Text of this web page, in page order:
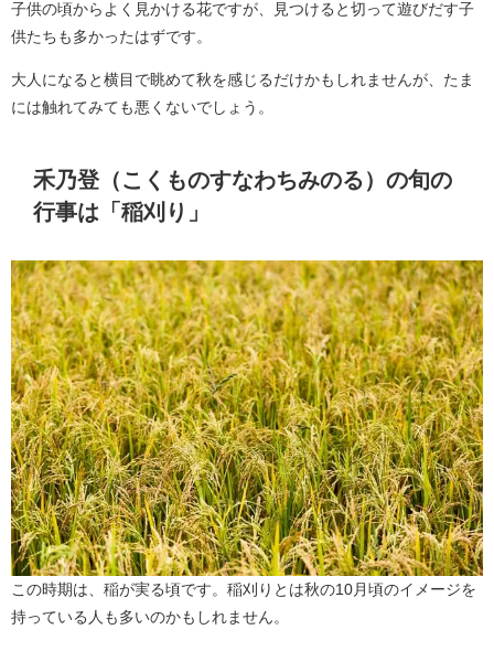
子供の頃からよく見かける花ですが、見つけると切って遊びだす子
供たちも多かったはずです。
大人になると横目で眺めて秋を感じるだけかもしれませんが、たま
には触れてみても悪くないでしょう。
禾乃登（こくものすなわちみのる）の旬の
行事は「稲刈り」
この時期は、稲が実る頃です。稲刈りとは秋の10月頃のイメージを
持っている人も多いのかもしれません。